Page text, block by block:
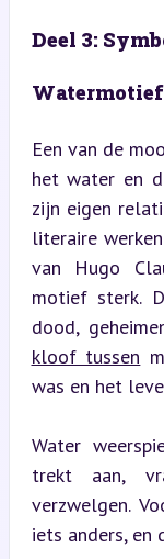
Deel 3:
Watermotief
Een van de
het water en
zijn eigen
literaire
van Hugo
motief sterk.
dood,
kloof tussen
was en het
Water
trekt aan,
verzwelgen.
iets anders, en